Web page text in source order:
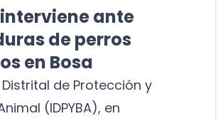
interviene ante
de perros
en Bosa
de Protección y
(IDPYBA), en